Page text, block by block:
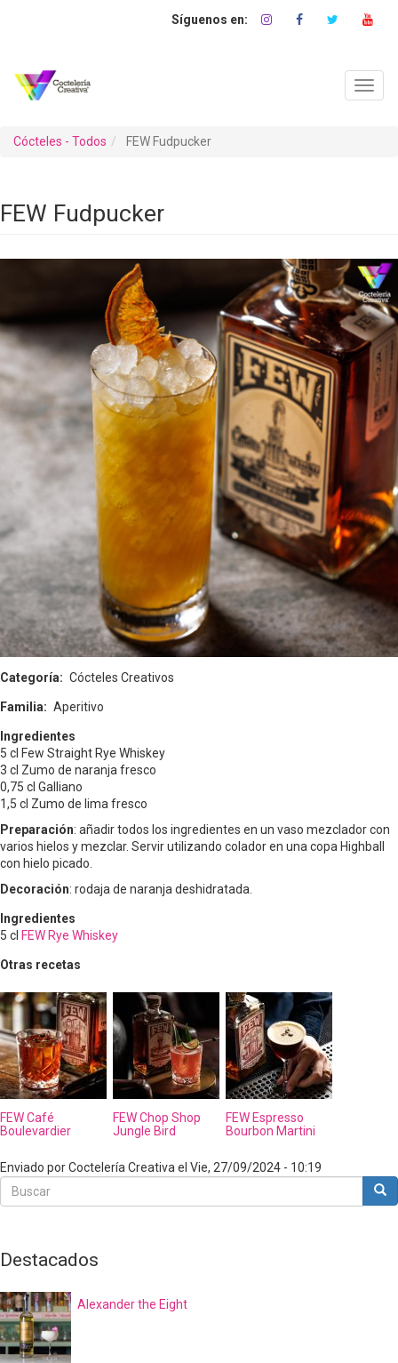
Cócteles - Todos FEW Fudpucker
FEW Fudpucker
Categoría Cócteles Creativos
Familia Aperitivo
Ingredientes
5 cl Few Straight Rye Whiskey
3 cl Zumo de naranja fresco
0,75 cl Galliano
1,5 cl Zumo de lima fresco
Preparación: añadir todos los ingredientes en un vaso mezclador con
varios hielos y mezclar. Servir utilizando colador en una copa Highball
con hielo picado.
Decoración: rodaja de naranja deshidratada.
Ingredientes
5 cl FEW Rye Whiskey
Otras recetas
FEW Café
Boulevardier
FEW Chop Shop
Jungle Bird
FEW Espresso
Bourbon Martini
Enviado porCoctelería Creativa el Vie, 27/09/2024 - 10:19
Buscar
Buscar
Destacados
Alexander the Eight